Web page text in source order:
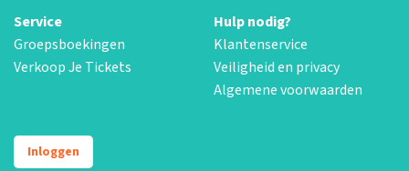
Service
Groepsboekingen
Verkoop Je Tickets
Hulp nodig?
Klantenservice
Veiligheid en privacy
Algemene voorwaarden
Inloggen